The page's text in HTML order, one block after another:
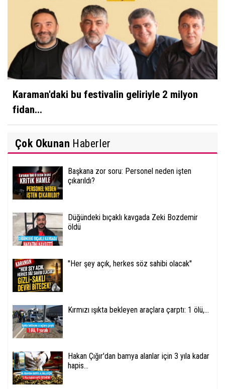
Karaman'daki bu festivalin geliriyle 2 milyon
fidan...
Çok Okunan Haberler
Başkana zor soru: Personel neden işten
çıkarıldı?
Düğündeki bıçaklı kavgada Zeki Bozdemir
öldü
''Her şey açık, herkes söz sahibi olacak''
Kırmızı ışıkta bekleyen araçlara çarptı: 1 ölü,...
Hakan Çığır'dan bamya alanlar için 3 yıla kadar
hapis...